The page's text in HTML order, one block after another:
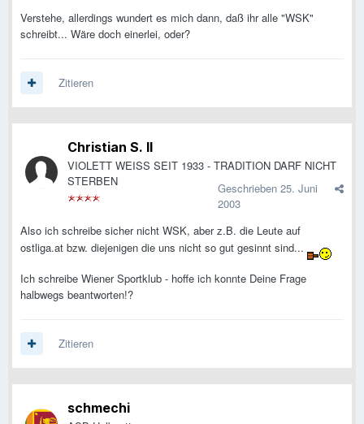
Verstehe, allerdings wundert es mich dann, daß ihr alle "WSK"
schreibt... Wäre doch einerlei, oder?
Zitieren
Christian S. II
VIOLETT WEISS SEIT 1933 - TRADITION DARF NICHT
STERBEN
Geschrieben 25. Juni
2003
Also ich schreibe sicher nicht WSK, aber z.B. die Leute auf
ostliga.at bzw. diejenigen die uns nicht so gut gesinnt sind...
Ich schreibe Wiener Sportklub - hoffe ich konnte Deine Frage
halbwegs beantworten!?
Zitieren
schmechi